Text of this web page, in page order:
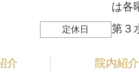
は各
定休日 第３
介 院内紹介